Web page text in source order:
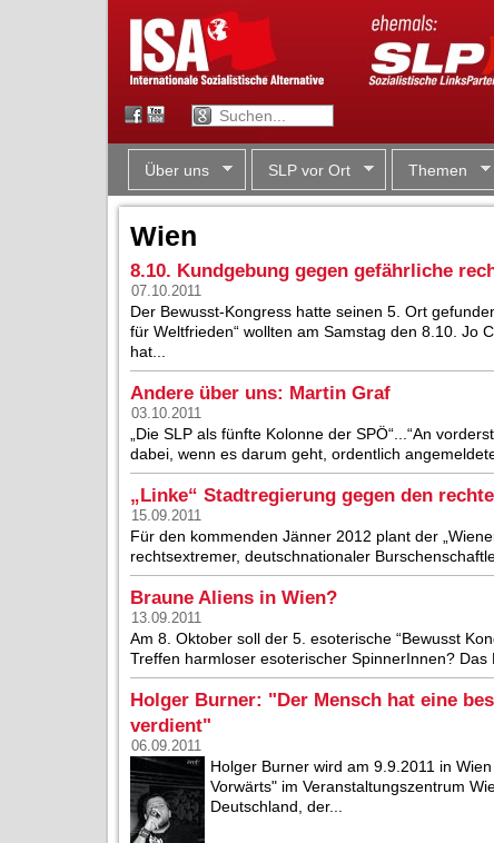
Über uns SLP vor Ort Themen
Wien
8.10. Kundgebung gegen gefährliche
07.10.2011
Der Bewusst-Kongress hatte seinen 5. Ort
für Weltfrieden“ wollten am Samstag den 8.10. Jo
hat...
Andere über uns: Martin Graf
03.10.2011
„Die SLP als fünfte Kolonne der SPÖ“...“An
dabei, wenn es darum geht, ordentlich
„Linke“ Stadtregierung gegen den
15.09.2011
Für den kommenden Jänner 2012 plant der
rechtsextremer, deutschnationaler
Braune Aliens in Wien?
13.09.2011
Am 8. Oktober soll der 5. esoterische “Bewusst
Treffen harmloser esoterischer SpinnerInnen? Das
Holger Burner: "Der Mensch hat eine
verdient"
06.09.2011
Holger Burner wird am 9.9.2011 in
Vorwärts" im Veranstaltungszentrum
Deutschland, der...